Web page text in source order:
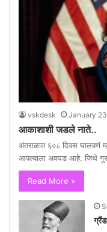
vskdesk January
आकाशाशी जडले नाते..
अंतराळात ६०८ दिवस घालवणं
आपल्याला अवघड आहे. जिथे
Read More »